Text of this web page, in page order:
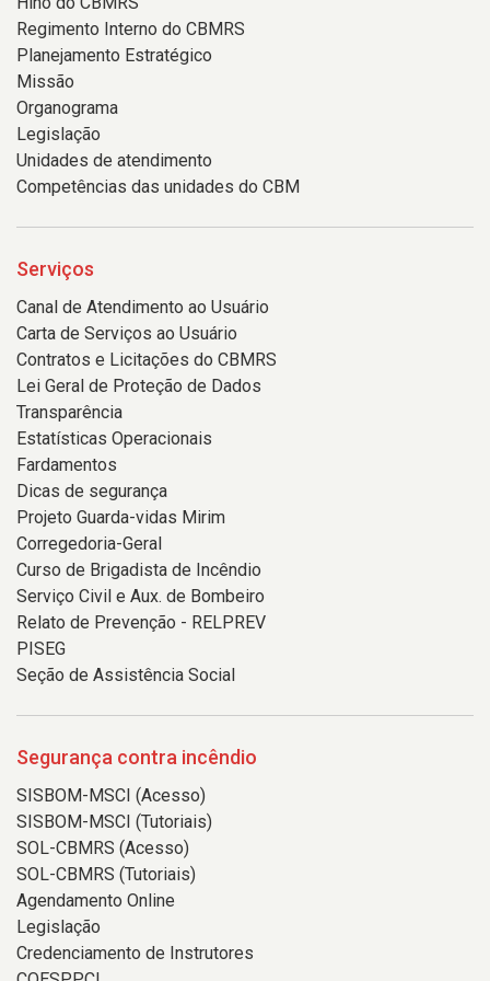
Regimento Interno do CBMRS
Planejamento Estratégico
Missão
Organograma
Legislação
Unidades de atendimento
Competências das unidades do CBM
Serviços
Canal de Atendimento ao Usuário
Carta de Serviços ao Usuário
Contratos e Licitações do CBMRS
Lei Geral de Proteção de Dados
Transparência
Estatísticas Operacionais
Fardamentos
Dicas de segurança
Projeto Guarda-vidas Mirim
Corregedoria-Geral
Curso de Brigadista de Incêndio
Serviço Civil e Aux. de Bombeiro
Relato de Prevenção - RELPREV
PISEG
Seção de Assistência Social
Segurança contra incêndio
SISBOM-MSCI (Acesso)
SISBOM-MSCI (Tutoriais)
SOL-CBMRS (Acesso)
SOL-CBMRS (Tutoriais)
Agendamento Online
Legislação
Credenciamento de Instrutores